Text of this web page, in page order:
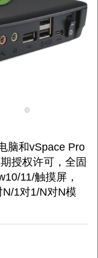
明
脑和vSpace Pro
授权许可，全固
11/触摸屏，
1对1/N对N模